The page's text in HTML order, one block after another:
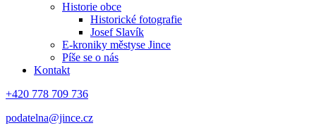
Historie obce
Historické fotografie
Josef Slavík
E-kroniky městyse Jince
Píše se o nás
Kontakt
+420 778 709 736
podatelna@jince.cz